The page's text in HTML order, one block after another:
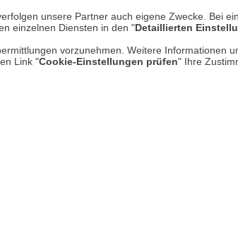
unsere Partner auch eigene Zwecke. Bei
einzelnen Diensten in den "Detaillierten
vorzunehmen. Weitere Informationen
Link "Cookie-Einstellungen prüfen" Ihre